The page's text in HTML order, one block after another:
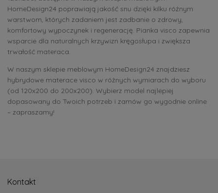
HomeDesign24 poprawiają jakość snu dzięki kilku różnym
warstwom, których zadaniem jest zadbanie o zdrowy,
komfortowy wypoczynek i regenerację. Pianka visco zapewnia
wsparcie dla naturalnych krzywizn kręgosłupa i zwiększa
trwałość materaca.
W naszym sklepie meblowym HomeDesign24 znajdziesz
hybrydowe materace visco w różnych wymiarach do wyboru
(od 120x200 do 200x200). Wybierz model najlepiej
dopasowany do Twoich potrzeb i zamów go wygodnie online
– zapraszamy!
Kontakt